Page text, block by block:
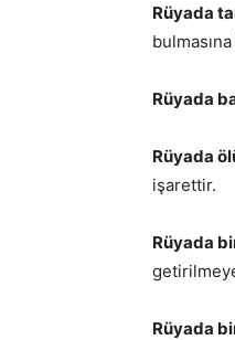
Rüyada
Rüyada
Rüyada
işarettir.
Rüyada
Rüyada